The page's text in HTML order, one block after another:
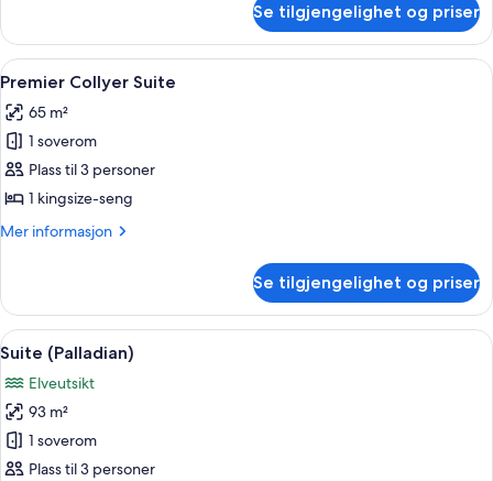
Heritage
Room)
–
club
(Straits
Heritage
Room)
Se tilgjengelighet og priser
Åpne
alle
bildene
av
Premier
Collyer
Suite
Premier Collyer Suite | Sengetøy av
12
Premier Collyer Suite
65 m²
1 soverom
Plass til 3 personer
1 kingsize-seng
Mer informasjon
Mer
Collyer
Suite
Se tilgjengelighet og priser
Åpne
alle
bildene
av
Suite
(Palladian)
Suite (Palladian) | Sengetøy av topp
11
Suite (Palladian)
Elveutsikt
93 m²
1 soverom
Plass til 3 personer